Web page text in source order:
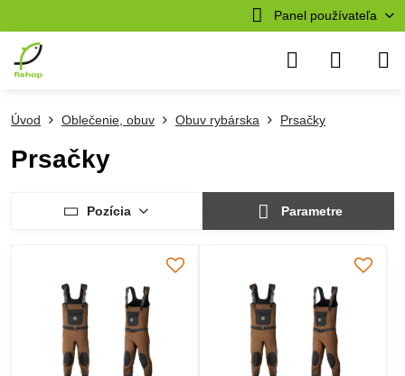
Panel používateľa
Úvod Oblečenie, obuv Obuv rybárska Prsačky
Prsačky
Pozícia Parametre